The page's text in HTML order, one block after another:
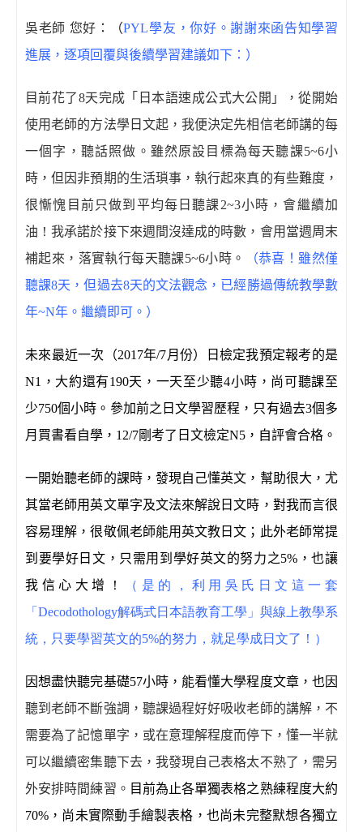
吳老師 您好 ：（PYL學友，你好。 謝謝來函告知學習
進展，逐項回覆與後續學習建議如下：）
目前花了8天完成「日本語速成公式大公開」，從開始
使用老師的方法學日文起，我便決定先相信老師講的每
一個字，聽話照做。雖然原設目標為每天聽課5~6小
時，但因非預期的生活瑣事，執行起來真的有些難度，
很慚愧目前只做到平均每日聽課2~3小時，會繼續加
油 ！我承諾於接下來週間沒達成的時數，會用當週周末
補起來，落實執行每天聽課5~6小時。
（恭喜！雖然僅
聽課8天，但過去8天的文法觀念，已經勝過傳統教學數
年~N年。繼續即可。）
未來最近一次（2017年/7月份）日檢定我預定報考的是
N1 ，大約還有190天，一天至少聽4小時，尚可聽課至
少750個小時。參加前之日文學習歷程，只有過去3個多
月買書看自學， 12/7剛考了日文檢定N5 ，自評會合格。
一開始聽老師的課時，發現自己懂英文，幫助很大，尤
其當老師用英文單字及文法來解說日文時，對我而言很
容易理解，很敬佩老師能用英文教日文；此外老師常提
到要學好日文，只需用到學好英文的努力之5% ，也讓
我信心大增
！
（是的，利用吳氏日文這一套
「Decodothology解碼式日本語教育工學」與線上教學系
統，只要學習英文的5%的努力，就足學成日文了！）
因想盡快聽完基礎57小時，能看懂大學程度文章，也因
聽到老師不斷強調，聽課過程好好吸收老師的講解，不
需要為了記憶單字，或在意理解程度而停下，懂一半就
可以繼續密集聽下去，我發現自己表格太不熟了，需另
外安排時間練習。 目前為止各單獨表格之熟練程度大約
70% ，尚未實際動手繪製表格，也尚未完整默想各獨立